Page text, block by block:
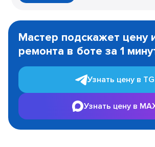
1
Мастер подскажет цену
ремонта в боте за 1
Узнать цену в TG
Узнать цену в